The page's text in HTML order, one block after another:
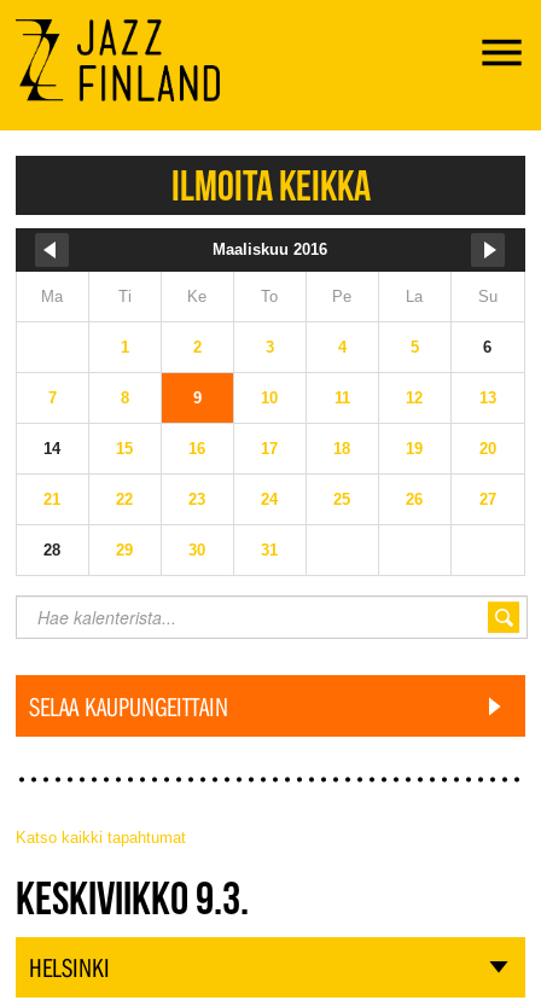
Menu
ILMOITA KEIKKA
Maaliskuu 2016
Ma Ti Ke To Pe La Su
1 2 3 4 5 6
7 8 9 10 11 12 13
14 15 16 17 18 19 20
21 22 23 24 25 26 27
28 29 30 31
SELAA KAUPUNGEITTAIN
Katso kaikki tapahtumat
JAZZ FINLAND LIVE
KESKIVIIKKO 9.3.
HELSINKI